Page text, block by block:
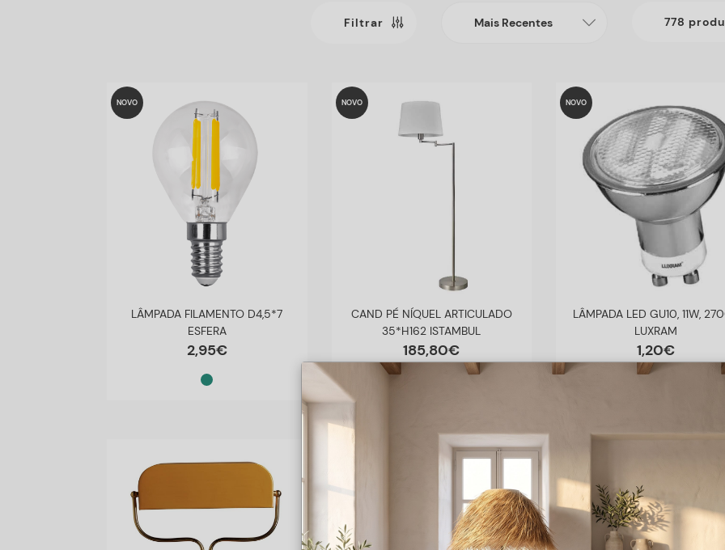
Filtrar 778
NOVO
LÂMPADA FILAMENTO D4,5*7
ESFERA
2,95€
NOVO
CAND PÉ NÍQUEL ARTICULADO
35*H162 ISTAMBUL
185,80€
NOVO
LÂMPADA LED GU10, 11W,
LUXRAM
1,20€